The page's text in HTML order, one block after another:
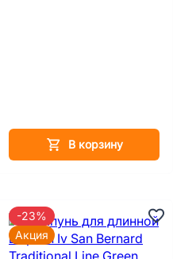
В корзину
-23%
Акция